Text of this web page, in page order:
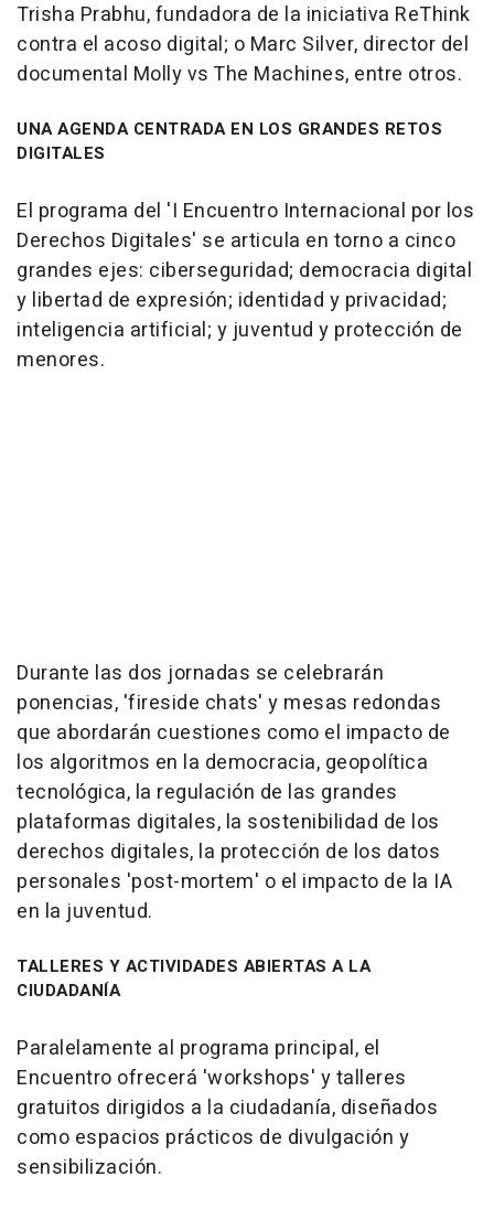
Trisha Prabhu, fundadora de la iniciativa ReThink
contra el acoso digital; o Marc Silver, director del
documental Molly vs The Machines, entre otros.
UNA AGENDA CENTRADA EN LOS GRANDES RETOS
DIGITALES
El programa del 'I Encuentro Internacional por los
Derechos Digitales' se articula en torno a cinco
grandes ejes: ciberseguridad; democracia digital
y libertad de expresión; identidad y privacidad;
inteligencia artificial; y juventud y protección de
menores.
Durante las dos jornadas se celebrarán
ponencias, 'fireside chats' y mesas redondas
que abordarán cuestiones como el impacto de
los algoritmos en la democracia, geopolítica
tecnológica, la regulación de las grandes
plataformas digitales, la sostenibilidad de los
derechos digitales, la protección de los datos
personales 'post-mortem' o el impacto de la IA
en la juventud.
TALLERES Y ACTIVIDADES ABIERTAS A LA
CIUDADANÍA
Paralelamente al programa principal, el
Encuentro ofrecerá 'workshops' y talleres
gratuitos dirigidos a la ciudadanía, diseñados
como espacios prácticos de divulgación y
sensibilización.